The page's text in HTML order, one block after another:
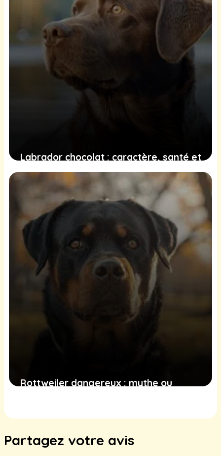
Labrador chocolat : caractère, santé et
éducation
Rottweiler dangereux : mythe ou
Partagez votre avis